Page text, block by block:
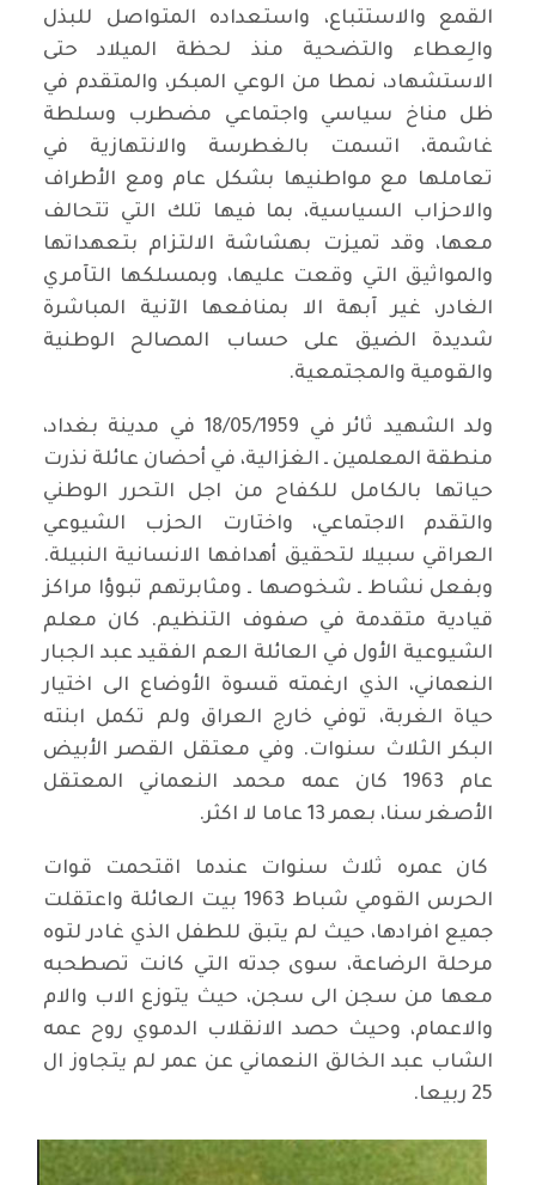
القمع والاستتباع، واستعداده المتواصل للبذل
والِعطاء والتضحية منذ لحظة الميلاد حتى
الاستشهاد، نمطا من الوعي المبكر، والمتقدم في
ظل مناخ سياسي واجتماعي مضطرب وسلطة
غاشمة، اتسمت بالغطرسة والانتهازية في
تعاملها مع مواطنيها بشكل عام ومع الأطراف
والاحزاب السياسية، بما فيها تلك التي تتحالف
معها، وقد تميزت بهشاشة الالتزام بتعهداتها
والمواثيق التي وقعت عليها، وبمسلكها التآمري
الغادر، غير آبهة الا بمنافعها الآنية المباشرة
شديدة الضيق على حساب المصالح الوطنية
والقومية والمجتمعية.
ولد الشهيد ثائر في 18/05/1959 في مدينة بغداد،
منطقة المعلمين ـ الغزالية، في أحضان عائلة نذرت
حياتها بالكامل للكفاح من اجل التحرر الوطني
والتقدم الاجتماعي، واختارت الحزب الشيوعي
العراقي سبيلا لتحقيق أهدافها الانسانية النبيلة.
وبفعل نشاط ـ شخوصها ـ ومثابرتهم تبوؤا مراكز
قيادية متقدمة في صفوف التنظيم. كان معلم
الشيوعية الأول في العائلة العم الفقيد عبد الجبار
النعماني، الذي ارغمته قسوة الأوضاع الى اختيار
حياة الغربة، توفي خارج العراق ولم تكمل ابنته
البكر الثلاث سنوات. وفي معتقل القصر الأبيض
عام 1963 كان عمه محمد النعماني المعتقل
الأصغر سنا، بعمر 13 عاما لا اكثر.
كان عمره ثلاث سنوات عندما اقتحمت قوات
الحرس القومي شباط 1963 بيت العائلة واعتقلت
جميع افرادها، حيث لم يتبق للطفل الذي غادر لتوه
مرحلة الرضاعة، سوى جدته التي كانت تصطحبه
معها من سجن الى سجن، حيث يتوزع الاب والام
والاعمام، وحيث حصد الانقلاب الدموي روح عمه
الشاب عبد الخالق النعماني عن عمر لم يتجاوز ال
25 ربيعا.